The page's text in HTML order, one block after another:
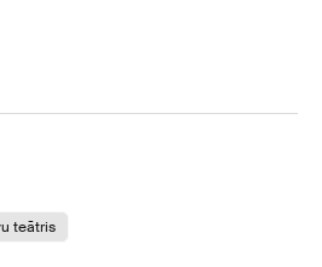
teātris